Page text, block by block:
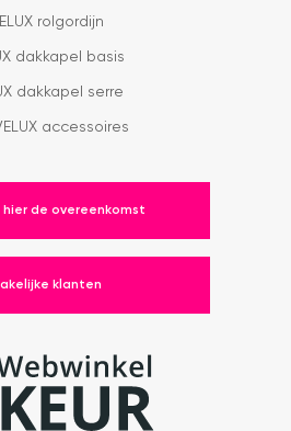
rolgordijn
dakkapel basis
dakkapel serre
accessoires
hier de overeenkomst
klanten